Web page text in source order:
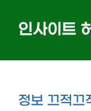
인사이트
정보 끄적끄